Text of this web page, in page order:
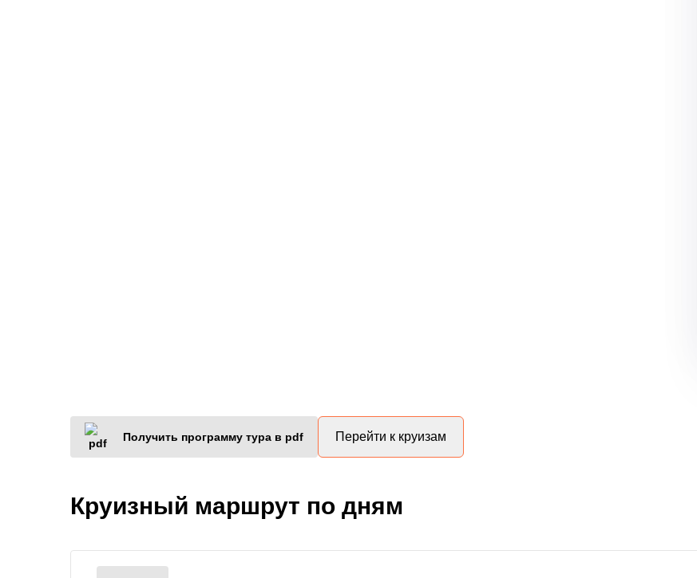
Получить программу тура в pdf Перейти к круизам
Круизный маршрут по дням